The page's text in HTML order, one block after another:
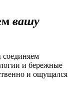
вашу
и бережные
и ощущался